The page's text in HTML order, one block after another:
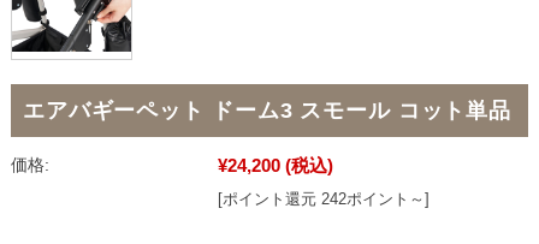
エアバギーペット ドーム3 スモール コット単品
価格: ¥24,200 (税込)
[ポイント還元 242ポイント～]